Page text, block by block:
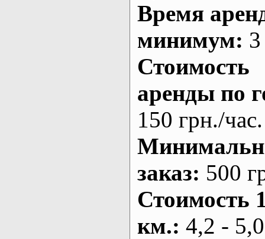
Время
минимум:
Стоимость
аренды по
150 грн./час.
заказ: 500
Стоимость
км.: 4,2 -